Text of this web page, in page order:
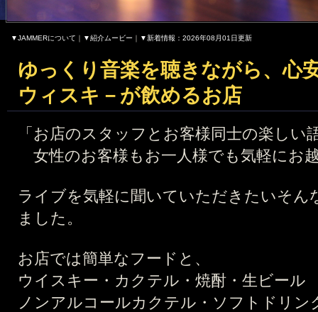
▼JAMMERについて ｜ ▼紹介ムービー ｜ ▼新着情報：2026年08月01日更新
ゆっくり音楽を聴きながら、心
ウィスキ－が飲めるお店
「お店のスタッフとお客様同士の楽しい
女性のお客様もお一人様でも気軽にお
ライブを気軽に聞いていただきたいそん
ました。
お店では簡単なフードと、
ウイスキー・カクテル・焼酎・生ビール
ノンアルコールカクテル・ソフトドリン